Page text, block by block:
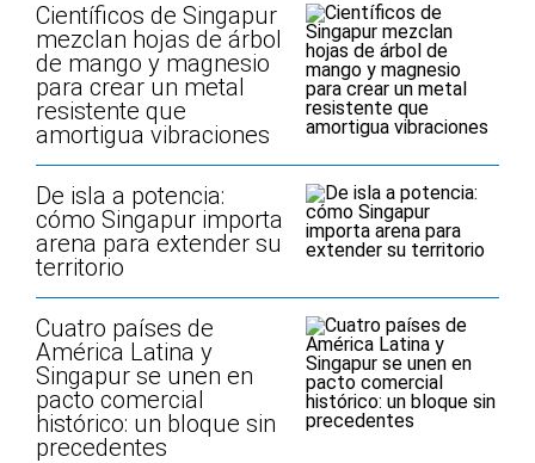
Científicos de Singapur
mezclan hojas de árbol
de mango y magnesio
para crear un metal
resistente que
amortigua vibraciones
De isla a potencia:
cómo Singapur importa
arena para extender su
territorio
Cuatro países de
América Latina y
Singapur se unen en
pacto comercial
histórico: un bloque sin
precedentes